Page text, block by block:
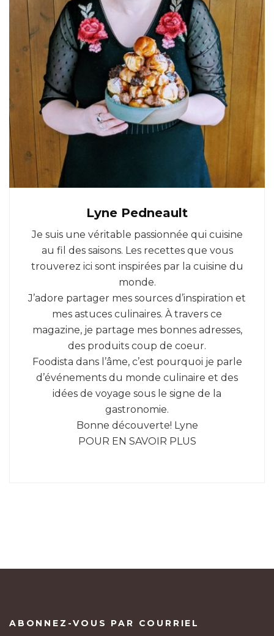
Lyne Pedneault
Je suis une véritable passionnée qui cuisine
au fil des saisons. Les recettes que vous
trouverez ici sont inspirées par la cuisine du
monde.
J’adore partager mes sources d’inspiration et
mes astuces culinaires. À travers ce
magazine, je partage mes bonnes adresses,
des produits coup de coeur.
Foodista dans l’âme, c’est pourquoi je parle
d’événements du monde culinaire et des
idées de voyage sous le signe de la
gastronomie.
Bonne découverte! Lyne
POUR EN SAVOIR PLUS
ABONNEZ-VOUS PAR COURRIEL